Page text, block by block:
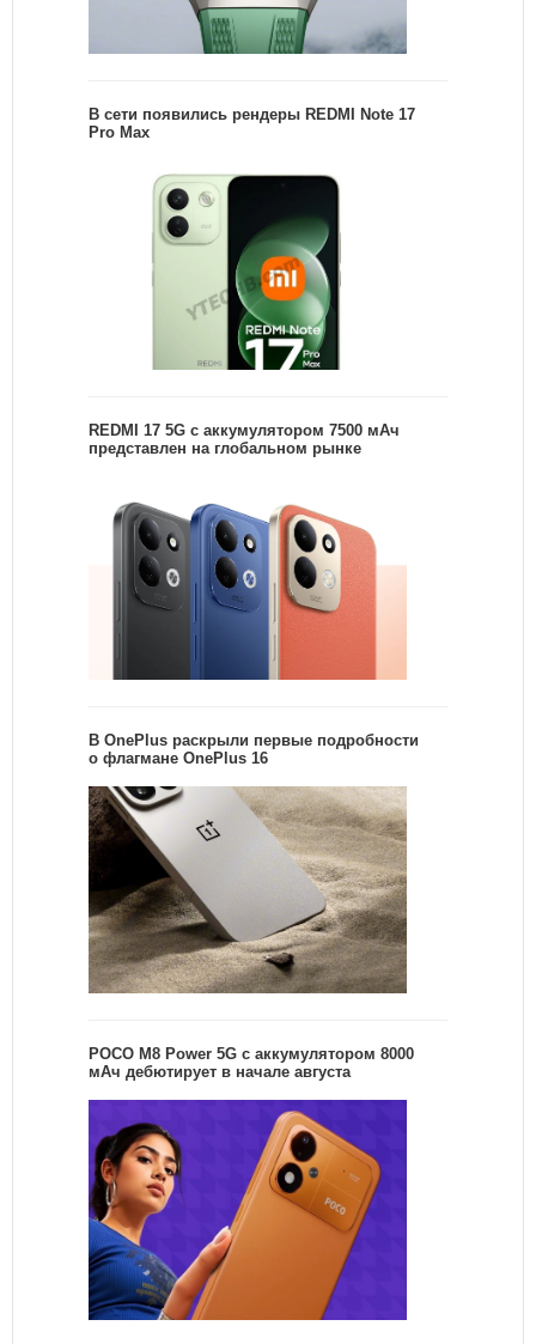
В сети появились рендеры REDMI Note 17
Pro Max
REDMI 17 5G c аккумулятором 7500 мАч
представлен на глобальном рынке
В OnePlus раскрыли первые подробности
о флагмане OnePlus 16
POCO M8 Power 5G с аккумулятором 8000
мАч дебютирует в начале августа